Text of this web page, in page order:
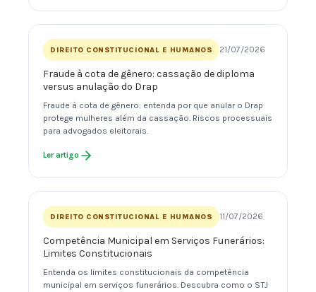
DIREITO CONSTITUCIONAL E HUMANOS 21/07/2026
Fraude à cota de gênero: cassação de diploma
versus anulação do Drap
Fraude à cota de gênero: entenda por que anular o Drap
protege mulheres além da cassação. Riscos processuais
para advogados eleitorais.
Ler artigo
DIREITO CONSTITUCIONAL E HUMANOS 11/07/2026
Competência Municipal em Serviços Funerários:
Limites Constitucionais
Entenda os limites constitucionais da competência
municipal em serviços funerários. Descubra como o STJ